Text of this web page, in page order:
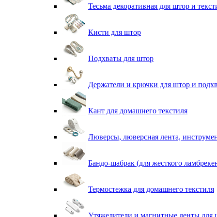
Тесьма декоративная для штор и
Кисти для штор
Подхваты для штор
Держатели и крючки для штор и
Кант для домашнего текстиля
Люверсы, люверсная лента,
Бандо-шабрак (для жесткого
Термостежка для домашнего текстиля
Утяжелители и магнитные ленты для